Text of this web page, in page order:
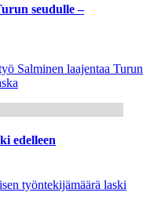
seudulle –
Salminen laajentaa Turun
edelleen
työntekijämäärä laski